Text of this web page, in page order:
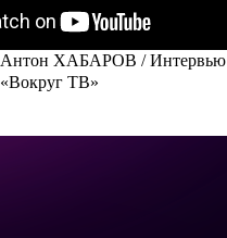
Антон ХАБАРОВ / Интервью
«Вокруг ТВ»